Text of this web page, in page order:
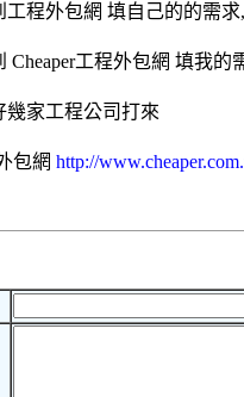
工程外包網 填自己的的需
Cheaper工程外包網 填我的
幾家工程公司打來
包網 http://